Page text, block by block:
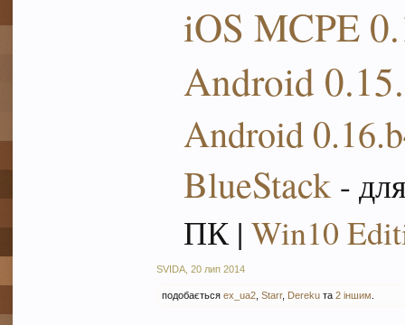
iOS MCPE
Android
Android
BlueStack -
ПК |Win10
SVIDA ,20 лип 2014
подобаєтьсяex_ua2 ,Starr, Dereku та2 іншим